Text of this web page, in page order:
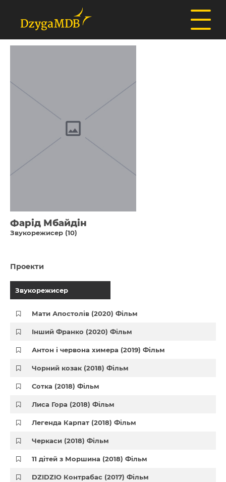
Фарід Мбайдін
Звукорежисер (10)
Проекти
Звукорежисер
Мати Апостолів (2020) Фільм
Інший Франко (2020) Фільм
Антон і червона химера (2019) Фільм
Чорний козак (2018) Фільм
Сотка (2018) Фільм
Лиса Гора (2018) Фільм
Легенда Карпат (2018) Фільм
Черкаси (2018) Фільм
11 дітей з Моршина (2018) Фільм
DZIDZIO Контрабас (2017) Фільм